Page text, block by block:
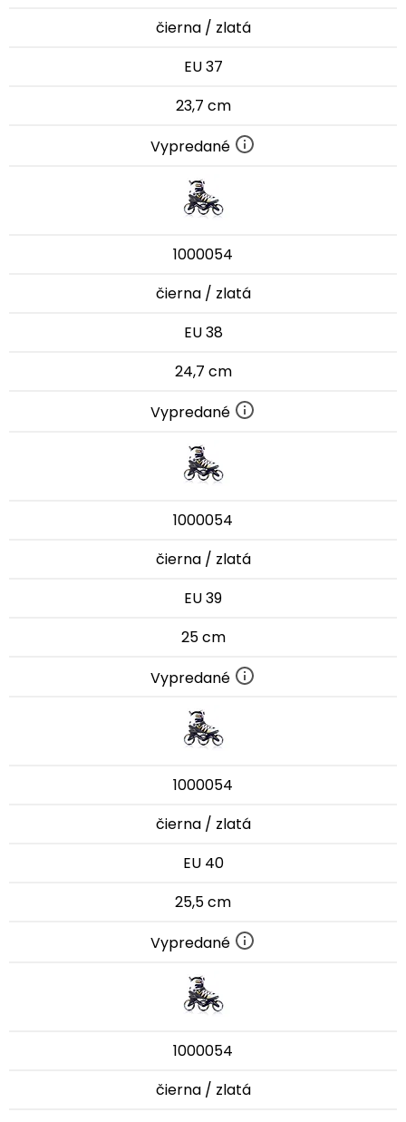
čierna / zlatá
EU 37
23,7 cm
Vypredané
1000054
čierna / zlatá
EU 38
24,7 cm
Vypredané
1000054
čierna / zlatá
EU 39
25 cm
Vypredané
1000054
čierna / zlatá
EU 40
25,5 cm
Vypredané
1000054
čierna / zlatá